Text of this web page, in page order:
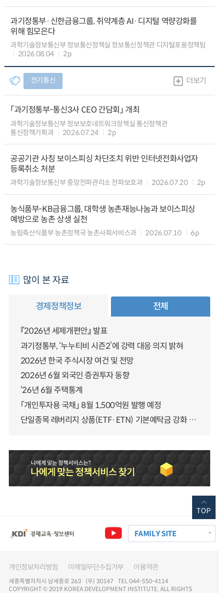
과기정통부·신한금융그룹, 취약계층 AI·디지털 역량강화를
위해 힘모은다
과학기술정보통신부 정보통신정책실 정보통신정책관 디지털포용정책팀
2026.08.04
2p
전기통신 더보기
「과기정통부-통신3사 CEO 간담회」 개최
과학기술정보통신부 정보보호네트워크정책실 통신정책관
통신정책기획과
2026.07.24 2p
공공기관 사칭 보이스피싱 차단조치 위반 인터넷전화사업자
등록취소 처분
과학기술정보통신부 중앙전파관리소 전파보호과 2026.07.20 2p
농식품부-KB금융그룹, 대학생 농촌재능나눔과 보이스피싱
예방으로 농촌 상생 실천
농림축산식품부 농촌정책국 농촌사회서비스과 2026.07.10 6p
많이 본 자료
경제정책정보 전체
『2026년 세제개편안』 발표
과기정통부, ‘누누티비 시즌2’에 강력 대응 의지 밝혀
2026년 한국 주식시장 여건 및 전망
2026년 6월 외국인 증권투자 동향
‘26년 6월 주택통계
「개인투자용 국채」 8월 1,500억원 발행 예정
단일종목 레버리지 상품(ETF·ETN) 기본예탁금 강화 조기시행 방안 안내
FAMILY SITE
개인정보처리방침 이메일무단수집거부 이용약관
세종특별자치시 남세종로 263 (우) 30147 TEL 044-550-4114
COPYRIGHT © 2019 KOREA DEVELOPMENT INSTITUTE. ALL RIGHTS
TOP